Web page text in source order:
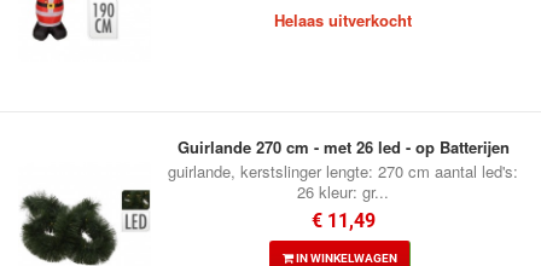
Helaas uitverkocht
Guirlande 270 cm - met 26 led - op Batterijen
guirlande, kerstslinger lengte: 270 cm aantal led's:
26 kleur: gr...
€ 11,49
IN WINKELWAGEN